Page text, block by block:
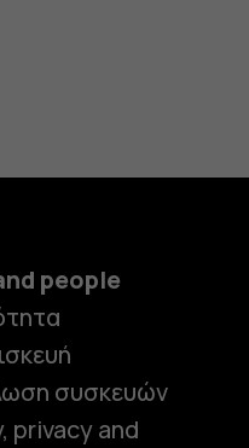
people
συσκευών
privacy and